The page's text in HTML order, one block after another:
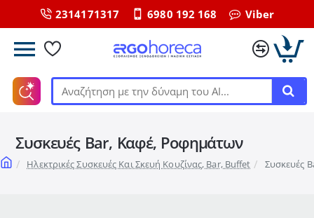
2314171317 6980 192 168 Viber
Αναζήτηση
δύναμη
ΑΙ...
Συσκευές Bar, Καφέ, Ροφημάτων
homeΗλεκτρικές Συσκευές Και Σκευή Κουζίνας, Bar, Buffet Συσκευές